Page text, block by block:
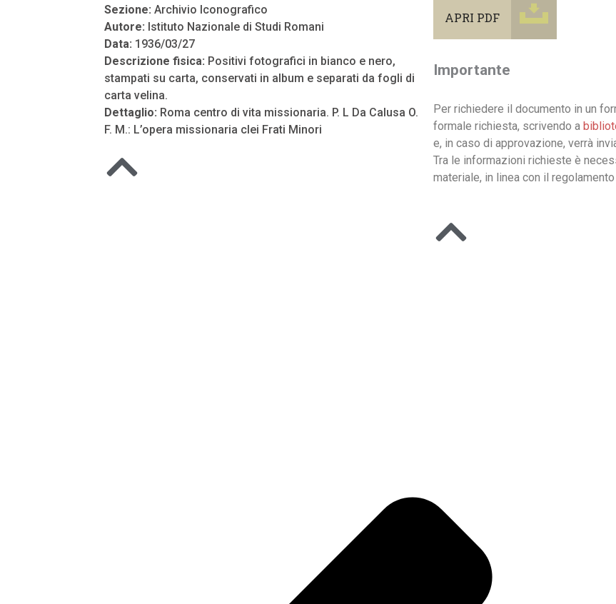
Sezione: Archivio Iconografico
Autore: Istituto Nazionale di Studi Romani
Data: 1936/03/27
Descrizione fisica: Positivi fotografici in bianco e nero,
stampati su carta, conservati in album e separati da fogli di
carta velina.
Dettaglio: Roma centro di vita missionaria. P. L Da Calusa O.
F. M.: L’opera missionaria clei Frati Minori
APRI PDF
Importante
Per richiedere il documento in un
formale richiesta, scrivendo a
e, in caso di approvazione, verrà
Tra le informazioni richieste è
materiale, in linea con il regolamento